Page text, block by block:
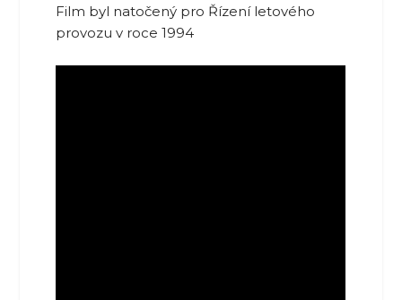
Film byl natočený pro Řízení letového
provozu v roce 1994